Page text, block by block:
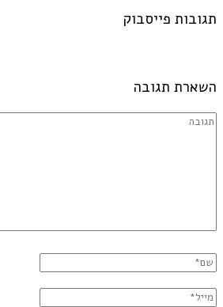
תגובות פייסבוק
השארת תגובה